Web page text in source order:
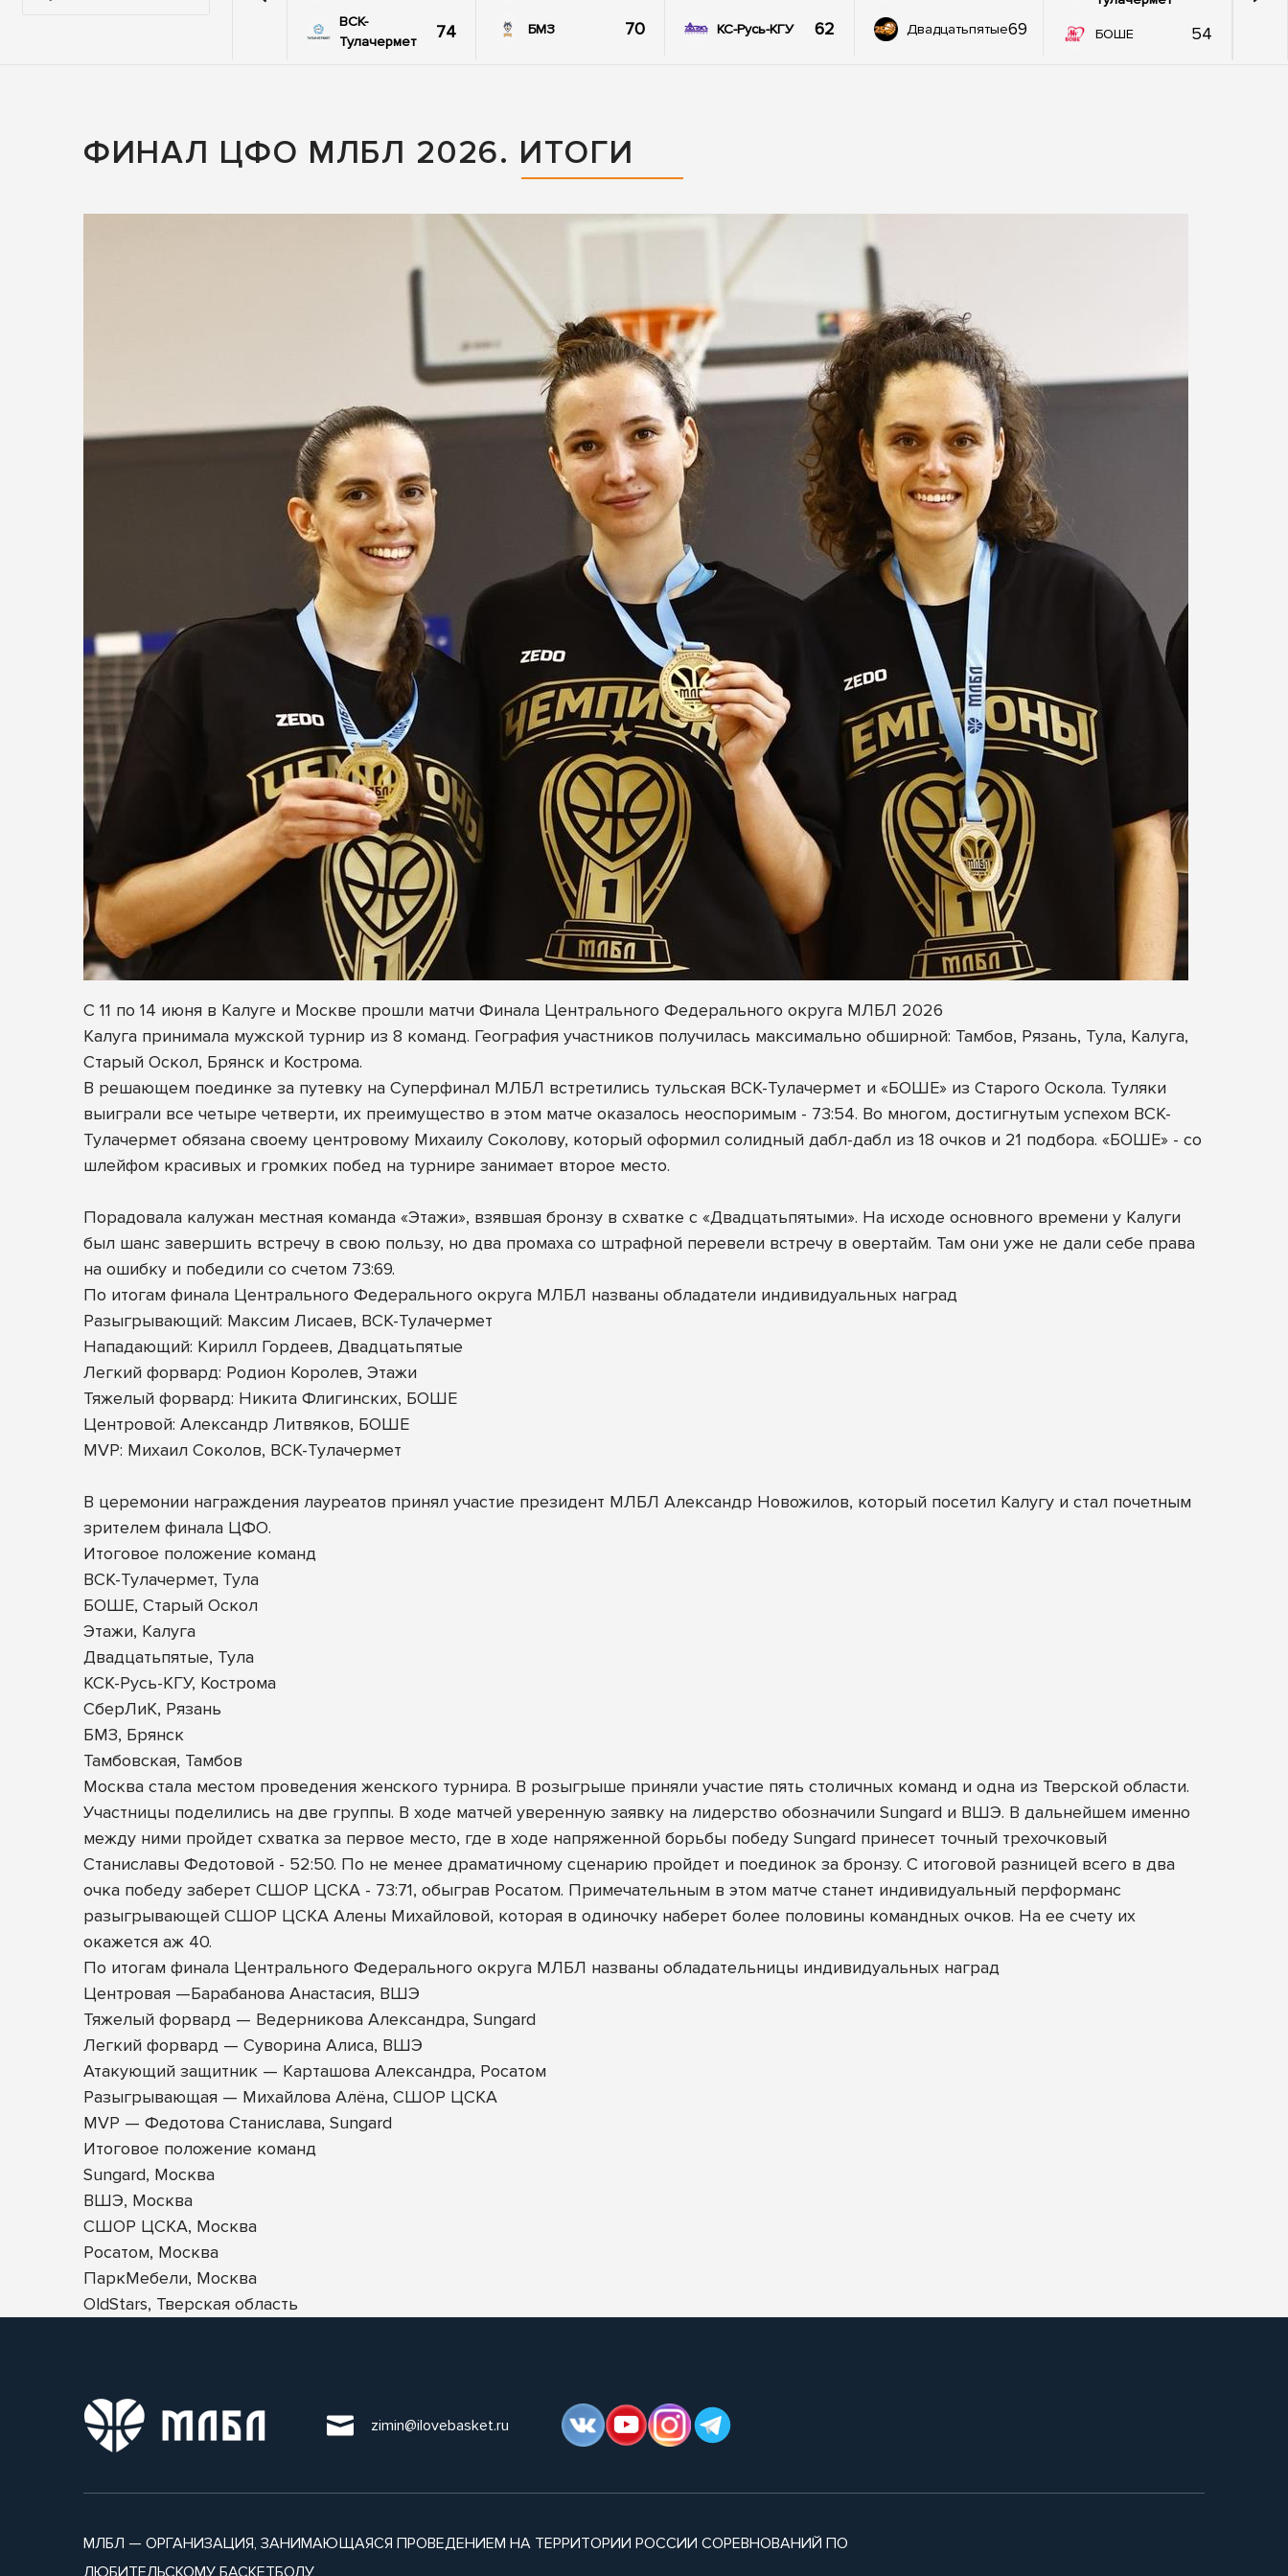
ВСК-
Тулачермет
74 БМЗ 70 КС-Русь-КГУ 62 Двадцатьпятые69 БОШЕ 54
ФИНАЛ ЦФО МЛБЛ 2026. ИТОГИ
С 11 по 14 июня в Калуге и Москве прошли матчи Финала Центрального Федерального округа МЛБЛ 2026
Калуга принимала мужской турнир из 8 команд. География участников получилась максимально обширной: Тамбов, Рязань, Тула, Калуга,
Старый Оскол, Брянск и Кострома.
В решающем поединке за путевку на Суперфинал МЛБЛ встретились тульская ВСК-Тулачермет и «БОШЕ» из Старого Оскола. Туляки
выиграли все четыре четверти, их преимущество в этом матче оказалось неоспоримым - 73:54. Во многом, достигнутым успехом ВСК-
Тулачермет обязана своему центровому Михаилу Соколову, который оформил солидный дабл-дабл из 18 очков и 21 подбора. «БОШЕ» - со
шлейфом красивых и громких побед на турнире занимает второе место.
Порадовала калужан местная команда «Этажи», взявшая бронзу в схватке с «Двадцатьпятыми». На исходе основного времени у Калуги
был шанс завершить встречу в свою пользу, но два промаха со штрафной перевели встречу в овертайм. Там они уже не дали себе права
на ошибку и победили со счетом 73:69.
По итогам финала Центрального Федерального округа МЛБЛ названы обладатели индивидуальных наград
Разыгрывающий: Максим Лисаев, ВСК-Тулачермет
Нападающий: Кирилл Гордеев, Двадцатьпятые
Легкий форвард: Родион Королев, Этажи
Тяжелый форвард: Никита Флигинских, БОШЕ
Центровой: Александр Литвяков, БОШЕ
MVP: Михаил Соколов, ВСК-Тулачермет
В церемонии награждения лауреатов принял участие президент МЛБЛ Александр Новожилов, который посетил Калугу и стал почетным
зрителем финала ЦФО.
Итоговое положение команд
ВСК-Тулачермет, Тула
БОШЕ, Старый Оскол
Этажи, Калуга
Двадцатьпятые, Тула
КСК-Русь-КГУ, Кострома
СберЛиК, Рязань
БМЗ, Брянск
Тамбовская, Тамбов
Москва стала местом проведения женского турнира. В розыгрыше приняли участие пять столичных команд и одна из Тверской области.
Участницы поделились на две группы. В ходе матчей уверенную заявку на лидерство обозначили Sungard и ВШЭ. В дальнейшем именно
между ними пройдет схватка за первое место, где в ходе напряженной борьбы победу Sungard принесет точный трехочковый
Станиславы Федотовой - 52:50. По не менее драматичному сценарию пройдет и поединок за бронзу. С итоговой разницей всего в два
очка победу заберет СШОР ЦСКА - 73:71, обыграв Росатом. Примечательным в этом матче станет индивидуальный перформанс
разыгрывающей СШОР ЦСКА Алены Михайловой, которая в одиночку наберет более половины командных очков. На ее счету их
окажется аж 40.
По итогам финала Центрального Федерального округа МЛБЛ названы обладательницы индивидуальных наград
Центровая —Барабанова Анастасия, ВШЭ
Тяжелый форвард — Ведерникова Александра, Sungard
Легкий форвард — Суворина Алиса, ВШЭ
Атакующий защитник — Карташова Александра, Росатом
Разыгрывающая — Михайлова Алёна, СШОР ЦСКА
MVP — Федотова Станислава, Sungard
Итоговое положение команд
Sungard, Москва
ВШЭ, Москва
СШОР ЦСКА, Москва
Росатом, Москва
ПаркМебели, Москва
OldStars, Тверская область
zimin@ilovebasket.ru
МЛБЛ — ОРГАНИЗАЦИЯ, ЗАНИМАЮЩАЯСЯ ПРОВЕДЕНИЕМ НА ТЕРРИТОРИИ РОССИИ СОРЕВНОВАНИЙ ПО
ЛЮБИТЕЛЬСКОМУ БАСКЕТБОЛУ